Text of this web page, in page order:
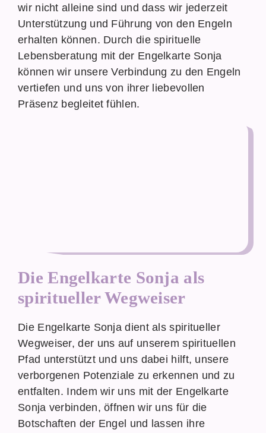
wir nicht alleine sind und dass wir jederzeit
Unterstützung und Führung von den Engeln
erhalten können. Durch die spirituelle
Lebensberatung mit der Engelkarte Sonja
können wir unsere Verbindung zu den Engeln
vertiefen und uns von ihrer liebevollen
Präsenz begleitet fühlen.
Die Engelkarte Sonja als
spiritueller Wegweiser
Die Engelkarte Sonja dient als spiritueller
Wegweiser, der uns auf unserem spirituellen
Pfad unterstützt und uns dabei hilft, unsere
verborgenen Potenziale zu erkennen und zu
entfalten. Indem wir uns mit der Engelkarte
Sonja verbinden, öffnen wir uns für die
Botschaften der Engel und lassen ihre